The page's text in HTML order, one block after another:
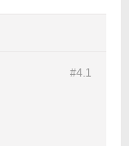
#4.1